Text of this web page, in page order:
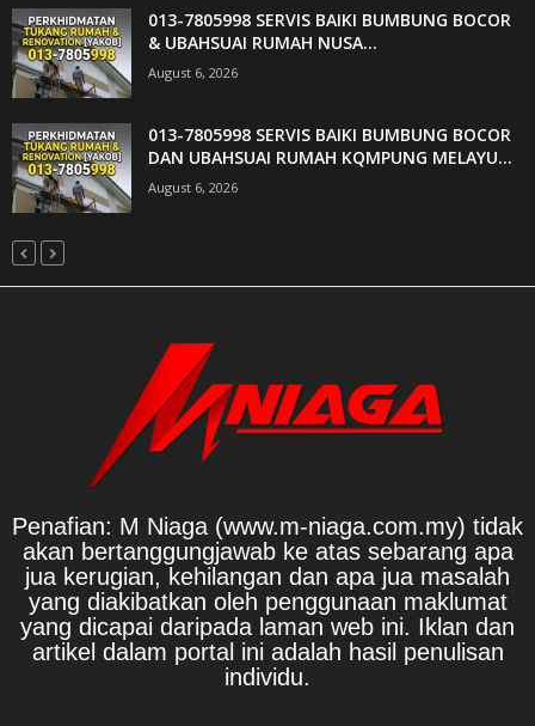
013-7805998 SERVIS BAIKI BUMBUNG BOCOR
& UBAHSUAI RUMAH NUSA...
August 6, 2026
013-7805998 SERVIS BAIKI BUMBUNG BOCOR
DAN UBAHSUAI RUMAH KQMPUNG MELAYU...
August 6, 2026
Penafian: M Niaga (www.m-niaga.com.my) tidak
akan bertanggungjawab ke atas sebarang apa
jua kerugian, kehilangan dan apa jua masalah
yang diakibatkan oleh penggunaan maklumat
yang dicapai daripada laman web ini. Iklan dan
artikel dalam portal ini adalah hasil penulisan
individu.